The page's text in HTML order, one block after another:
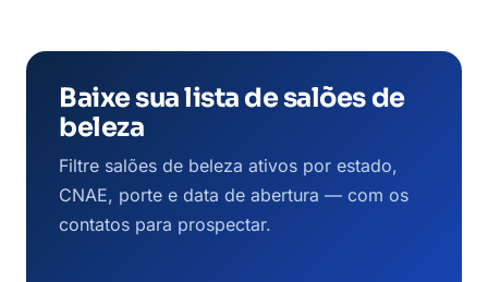
Baixe sua lista de salões de
beleza
Filtre salões de beleza ativos por estado,
CNAE, porte e data de abertura — com os
contatos para prospectar.